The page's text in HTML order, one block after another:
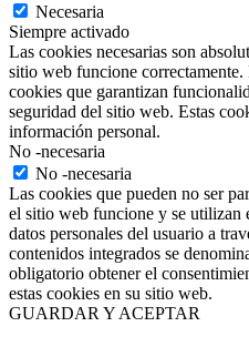
Necesaria
Siempre activado
Las cookies necesarias son
sitio web funcione
cookies que garantizan
seguridad del sitio web. Estas
información personal.
No -necesaria
No -necesaria
Las cookies que pueden no ser
el sitio web funcione y se utilizan
datos personales del usuario a
contenidos integrados se
obligatorio obtener el
estas cookies en su sitio web.
GUARDAR Y ACEPTAR